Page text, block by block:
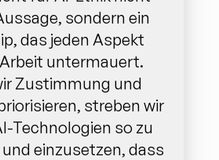
sondern ein
das jeden Aspekt
untermauert.
Zustimmung und
streben wir
Technologien so zu
einzusetzen, dass